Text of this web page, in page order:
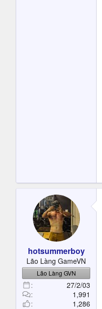
hotsummerboy
Lão Làng GameVN
Lão Làng GVN
27/2/03
1,991
1,286